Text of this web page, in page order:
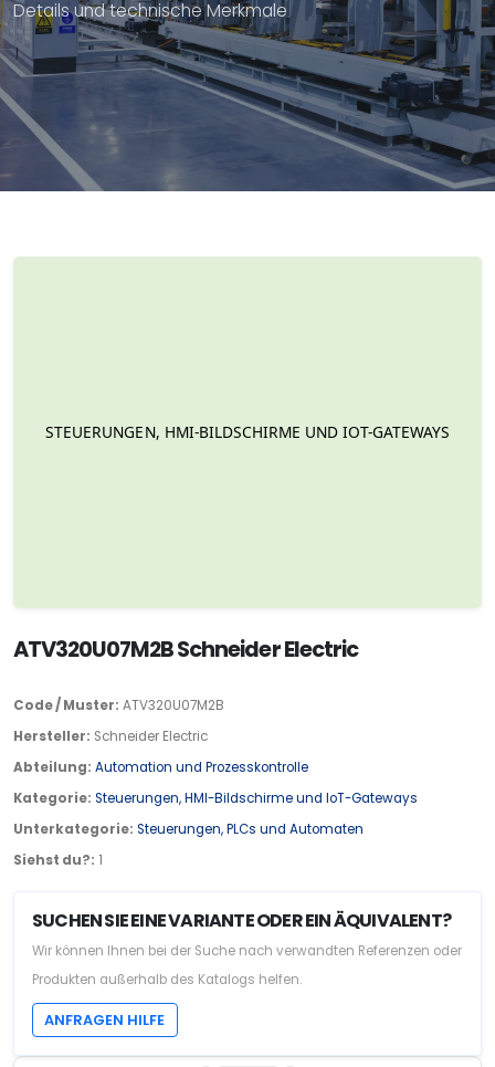
Details und technische Merkmale
ATV320U07M2B Schneider Electric
Code / Muster: ATV320U07M2B
Hersteller: Schneider Electric
Abteilung: Automation und Prozesskontrolle
Kategorie: Steuerungen, HMI-Bildschirme und IoT-Gateways
Unterkategorie: Steuerungen, PLCs und Automaten
Siehst du?: 1
SUCHEN SIE EINE VARIANTE ODER EIN ÄQUIVALENT?
Wir können Ihnen bei der Suche nach verwandten Referenzen oder
Produkten außerhalb des Katalogs helfen.
ANFRAGEN HILFE